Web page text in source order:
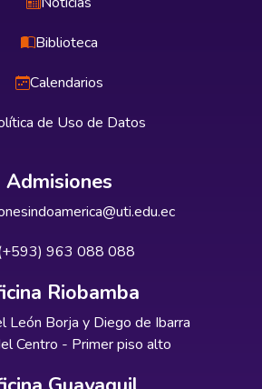
Biblioteca
Calendarios
de Uso de Datos
Admisiones
963 088 088
Riobamba
León Borja y Diego de Ibarra
Centro - Primer piso alto